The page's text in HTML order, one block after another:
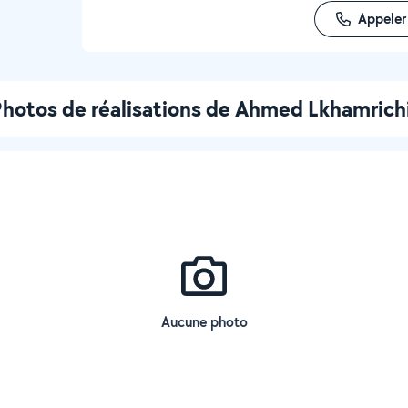
Appeler
de réalisations de Ahmed
Aucune photo